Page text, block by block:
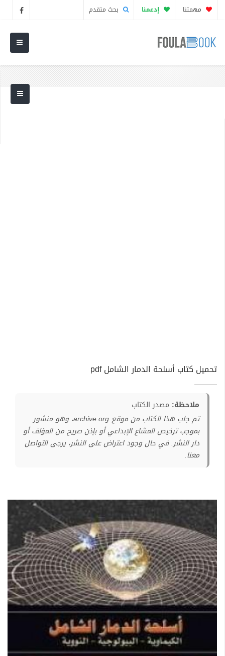
مهمتنا إدعمنا بحث متقدم
تحميل كتاب أسلحة الدمار الشامل pdf
ملاحظة: مصدر الكتاب
تم جلب هذا الكتاب من موقع archive.org، وهو منشور
بموجب ترخيص المشاع الإبداعي أو بإذن صريح من المؤلف أو
دار النشر. في حال وجود اعتراض على النشر، يرجى التواصل
معنا.